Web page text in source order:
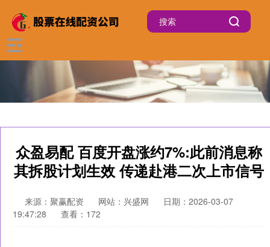
众盈易配 百度开盘涨约7%:此前消息称
其拆股计划生效 传递赴港二次上市信号
来源：聚赢配资 网站：兴盛网
日期：2026-03-07
19:47:28
查看：172